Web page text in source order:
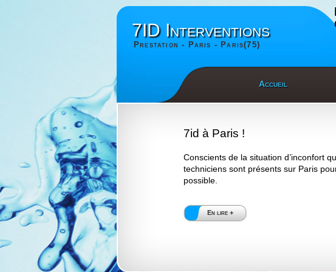
7ID Interventions
Prestation - Paris - Paris(75)
Accueil
7id à Paris !
Conscients de la situation d’inconfort
techniciens sont présents sur Paris
possible.
En lire +